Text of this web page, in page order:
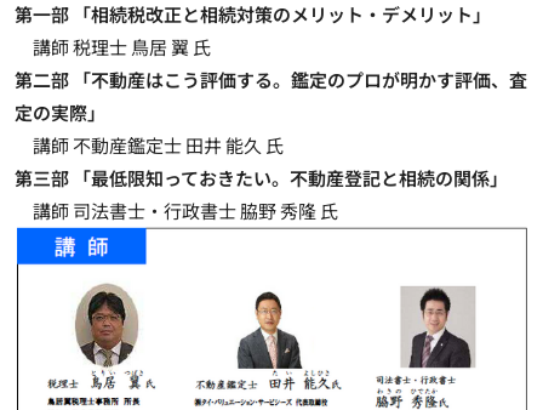
第一部 「相続税改正と相続対策のメリット・デメリット」
講師 税理士 鳥居 翼 氏
第二部 「不動産はこう評価する。鑑定のプロが明かす評価、査
定の実際」
講師 不動産鑑定士 田井 能久 氏
第三部 「最低限知っておきたい。不動産登記と相続の関係」
講師 司法書士・行政書士 脇野 秀隆 氏